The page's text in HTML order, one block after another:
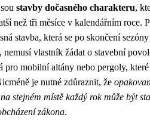
stavby dočasného charakteru,
než tři měsíce v kalendářním roce.
stavba, která se po skončení sezóny
nemusí vlastník žádat o stavební
pro mobilní altány nebo pergoly,
je nutné zdůraznit, že
stejném místě každý rok může být
zákona.